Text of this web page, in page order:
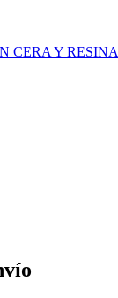
CERA Y RESINA